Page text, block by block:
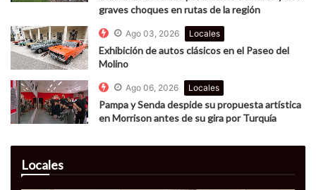
graves choques en rutas de la región
Ago 03, 2026 Locales
Exhibición de autos clásicos en el Paseo del
Molino
Ago 06, 2026 Locales
Pampa y Senda despide su propuesta artística
en Morrison antes de su gira por Turquía
Locales